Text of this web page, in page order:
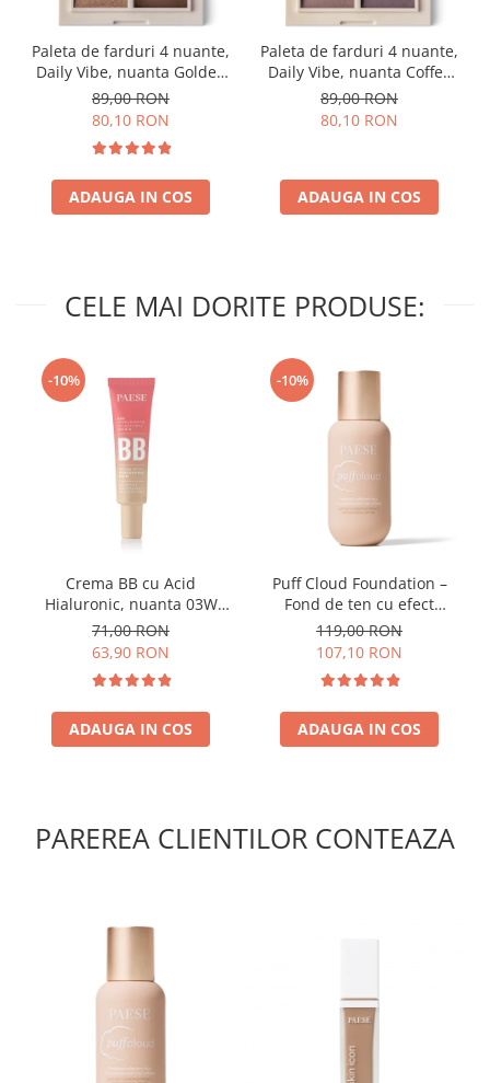
Paleta de farduri 4 nuante,
Daily Vibe, nuanta Golden
Hour 01 - 5,5g
89,00 RON
80,10 RON
ADAUGA IN COS
Paleta de farduri 4 nuante,
Daily Vibe, nuanta Coffee
Break 03 - 5,5g
89,00 RON
80,10 RON
ADAUGA IN COS
CELE MAI DORITE PRODUSE:
-10%
Crema BB cu Acid
Hialuronic, nuanta 03W
NATURAL 30ml
71,00 RON
63,90 RON
ADAUGA IN COS
-10%
Puff Cloud Foundation –
Fond de ten cu efect
natural
119,00 RON
107,10 RON
ADAUGA IN COS
PAREREA CLIENTILOR CONTEAZA